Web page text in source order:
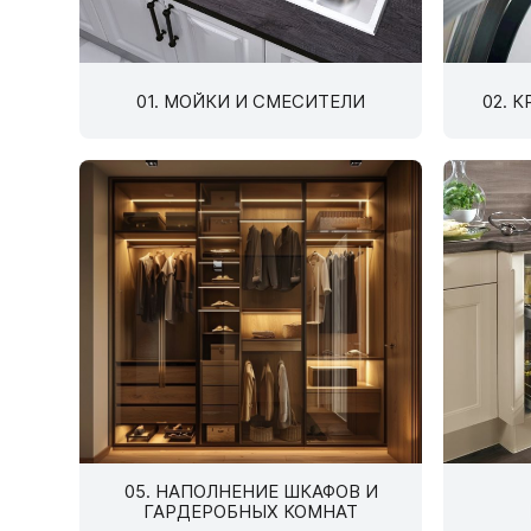
1.6.
04.
4.2.
4.3.
4.4.
4.5.
4.6.
Мебельные образцы, каталоги
01. МОЙКИ И СМЕСИТЕЛИ 02.
05. НАПОЛНЕНИЕ ШКАФОВ И
ГАРДЕРОБНЫХ КОМНАТ